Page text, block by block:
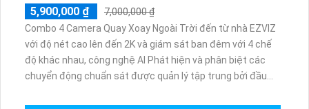
5,900,000 ₫
7,000,000 ₫
Combo 4 Camera Quay Xoay Ngoài Trời đến từ nhà EZVIZ
với độ nét cao lên đến 2K và giám sát ban đêm với 4 chế
độ khác nhau, công nghệ AI Phát hiện và phân biệt các
chuyển động chuẩn sát được quản lý tập trung bởi đầu